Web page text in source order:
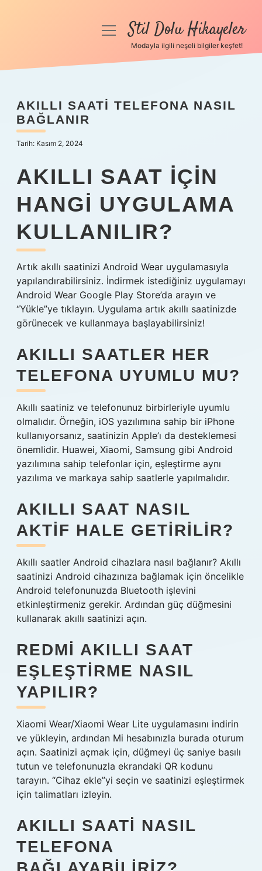
Anasayfa
Yasal Uyarı
Hakkımızda
menüyüStil Dolu Hikayeler
Modayla ilgili neşeli bilgiler keşfet!
AKILLI SAATI TELEFONA NASIL
BAĞLANIR
Tarih: Kasım 2, 2024
AKILLI SAAT IÇIN
HANGI UYGULAMA
KULLANILIR?
Artık akıllı saatinizi Android Wear uygulamasıyla
yapılandırabilirsiniz. İndirmek istediğiniz uygulamayı
Android Wear Google Play Store’da arayın ve
“Yükle”ye tıklayın. Uygulama artık akıllı saatinizde
görünecek ve kullanmaya başlayabilirsiniz!
AKILLI SAATLER HER
TELEFONA UYUMLU MU?
Akıllı saatiniz ve telefonunuz birbirleriyle uyumlu
olmalıdır. Örneğin, iOS yazılımına sahip bir iPhone
kullanıyorsanız, saatinizin Apple’ı da desteklemesi
önemlidir. Huawei, Xiaomi, Samsung gibi Android
yazılımına sahip telefonlar için, eşleştirme aynı
yazılıma ve markaya sahip saatlerle yapılmalıdır.
AKILLI SAAT NASIL
AKTIF HALE GETIRILIR?
Akıllı saatler Android cihazlara nasıl bağlanır? Akıllı
saatinizi Android cihazınıza bağlamak için öncelikle
Android telefonunuzda Bluetooth işlevini
etkinleştirmeniz gerekir. Ardından güç düğmesini
kullanarak akıllı saatinizi açın.
REDMI AKILLI SAAT
EŞLEŞTIRME NASIL
YAPILIR?
Xiaomi Wear/Xiaomi Wear Lite uygulamasını indirin
ve yükleyin, ardından Mi hesabınızla burada oturum
açın. Saatinizi açmak için, düğmeyi üç saniye basılı
tutun ve telefonunuzla ekrandaki QR kodunu
tarayın. “Cihaz ekle”yi seçin ve saatinizi eşleştirmek
için talimatları izleyin.
AKILLI SAATI NASIL
TELEFONA